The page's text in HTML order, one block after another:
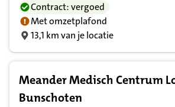
Contract: vergoed
Met omzetplafond
13,1 km van je locatie
Meander Medisch Centrum
Bunschoten